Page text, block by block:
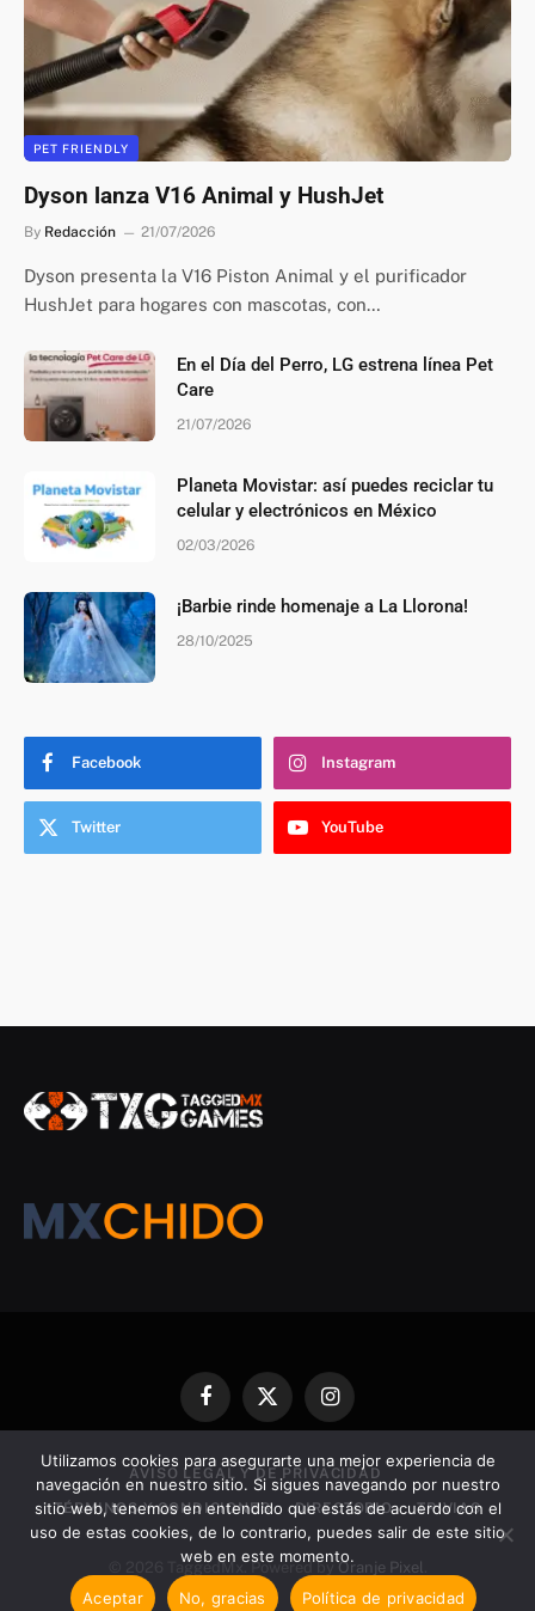
PET FRIENDLY
Dyson lanza V16 Animal y HushJet
By Redacción 21/07/2026
Dyson presenta la V16 Piston Animal y el purificador
HushJet para hogares con mascotas, con…
En el Día del Perro, LG estrena línea Pet
Care
21/07/2026
Planeta Movistar: así puedes reciclar tu
celular y electrónicos en México
02/03/2026
¡Barbie rinde homenaje a La Llorona!
28/10/2025
Facebook Instagram
Twitter YouTube
FacebookX
(Twitter)
Instagram
AVISO LEGAL Y DE PRIVACIDAD
TÉRMINOS Y CONDICIONES DIRECTORIO TRIVIAS
© 2026 TaggedMx. Powered byOranje Pixel
Utilizamos cookies para asegurarte una mejor experiencia de
navegación en nuestro sitio. Si sigues navegando por nuestro
sitio web, tenemos en entendido que estás de acuerdo con el
uso de estas cookies, de lo contrario, puedes salir de este sitio
web en este momento.
Aceptar No, gracias Política de privacidad